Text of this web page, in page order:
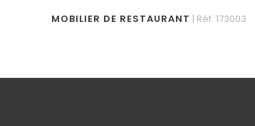
MOBILIER DE RESTAURANT | Réf. 173003